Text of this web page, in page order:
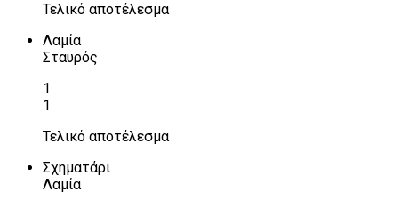
Τελικό αποτέλεσμα
Λαμία
Σταυρός
1
1
Τελικό αποτέλεσμα
Σχηματάρι
Λαμία